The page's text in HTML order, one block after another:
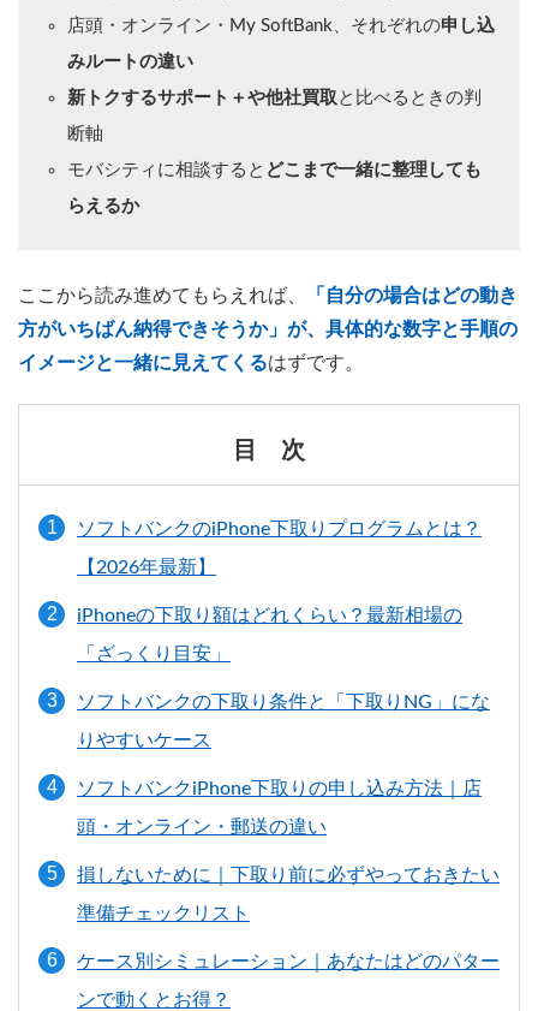
店頭・オンライン・My SoftBank、それぞれの申し込
みルートの違い
新トクするサポート＋や他社買取 と比べるときの判
断軸
モバシティに相談すると どこまで一緒に整理しても
らえるか
ここから読み進めてもらえれば、
「自分の場合はどの動き
方がいちばん納得できそうか」が、具体的な数字と手順の
イメージと一緒に見えてくるはずです。
目 次
ソフトバンクのiPhone下取りプログラムとは？
【2026年最新】
iPhoneの下取り額はどれくらい？最新相場の
「ざっくり目安」
ソフトバンクの下取り条件と「下取りNG」にな
りやすいケース
ソフトバンクiPhone下取りの申し込み方法｜店
頭・オンライン・郵送の違い
損しないために｜下取り前に必ずやっておきたい
準備チェックリスト
ケース別シミュレーション｜あなたはどのパター
ンで動くとお得？